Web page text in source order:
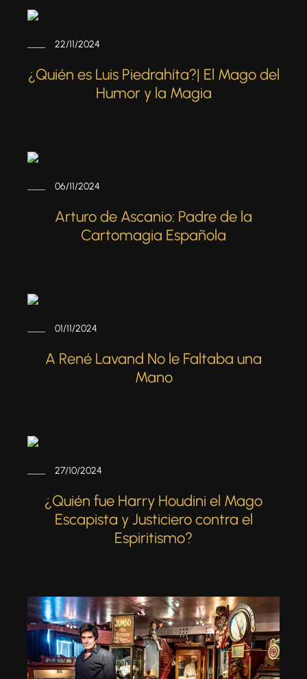
22/11/2024
¿Quién es Luis Piedrahíta?| El Mago del
Humor y la Magia
06/11/2024
Arturo de Ascanio: Padre de la
Cartomagia Española
01/11/2024
A René Lavand No le Faltaba una
Mano
27/10/2024
¿Quién fue Harry Houdini el Mago
Escapista y Justiciero contra el
Espiritismo?